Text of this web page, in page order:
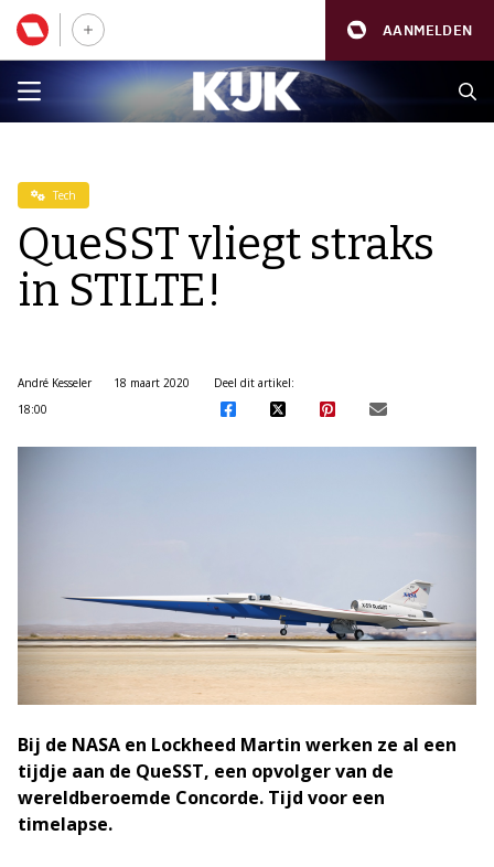
AANMELDEN
Tech
QueSST vliegt straks
in STILTE!
André Kesseler
18 maart 2020
18:00
Deel dit artikel:
Bij de NASA en Lockheed Martin werken ze al een
tijdje aan de QueSST, een opvolger van de
wereldberoemde Concorde. Tijd voor een
timelapse.